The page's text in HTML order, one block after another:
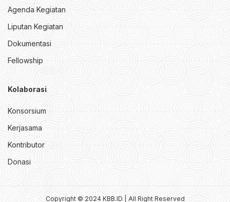
Agenda Kegiatan
Liputan Kegiatan
Dokumentasi
Fellowship
Kolaborasi
Konsorsium
Kerjasama
Kontributor
Donasi
Copyright © 2024 KBB.ID | All Right Reserved